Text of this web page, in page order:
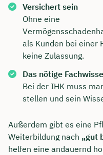
Versichert sein
Ohne eine
als Kunden bei einer
keine Zulassung.
Das nötige
Bei der IHK muss
stellen und sein
Außerdem gibt es eine
Weiterbildung nach „gut
helfen eine andauernd